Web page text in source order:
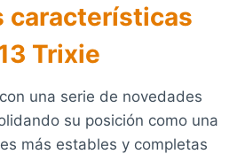
características
Trixie
una serie de novedades
su posición como una
más estables y completas